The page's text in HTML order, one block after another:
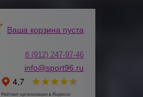
Ваша корзина пуста
8 (912) 247-97-46
info@sport96.ru